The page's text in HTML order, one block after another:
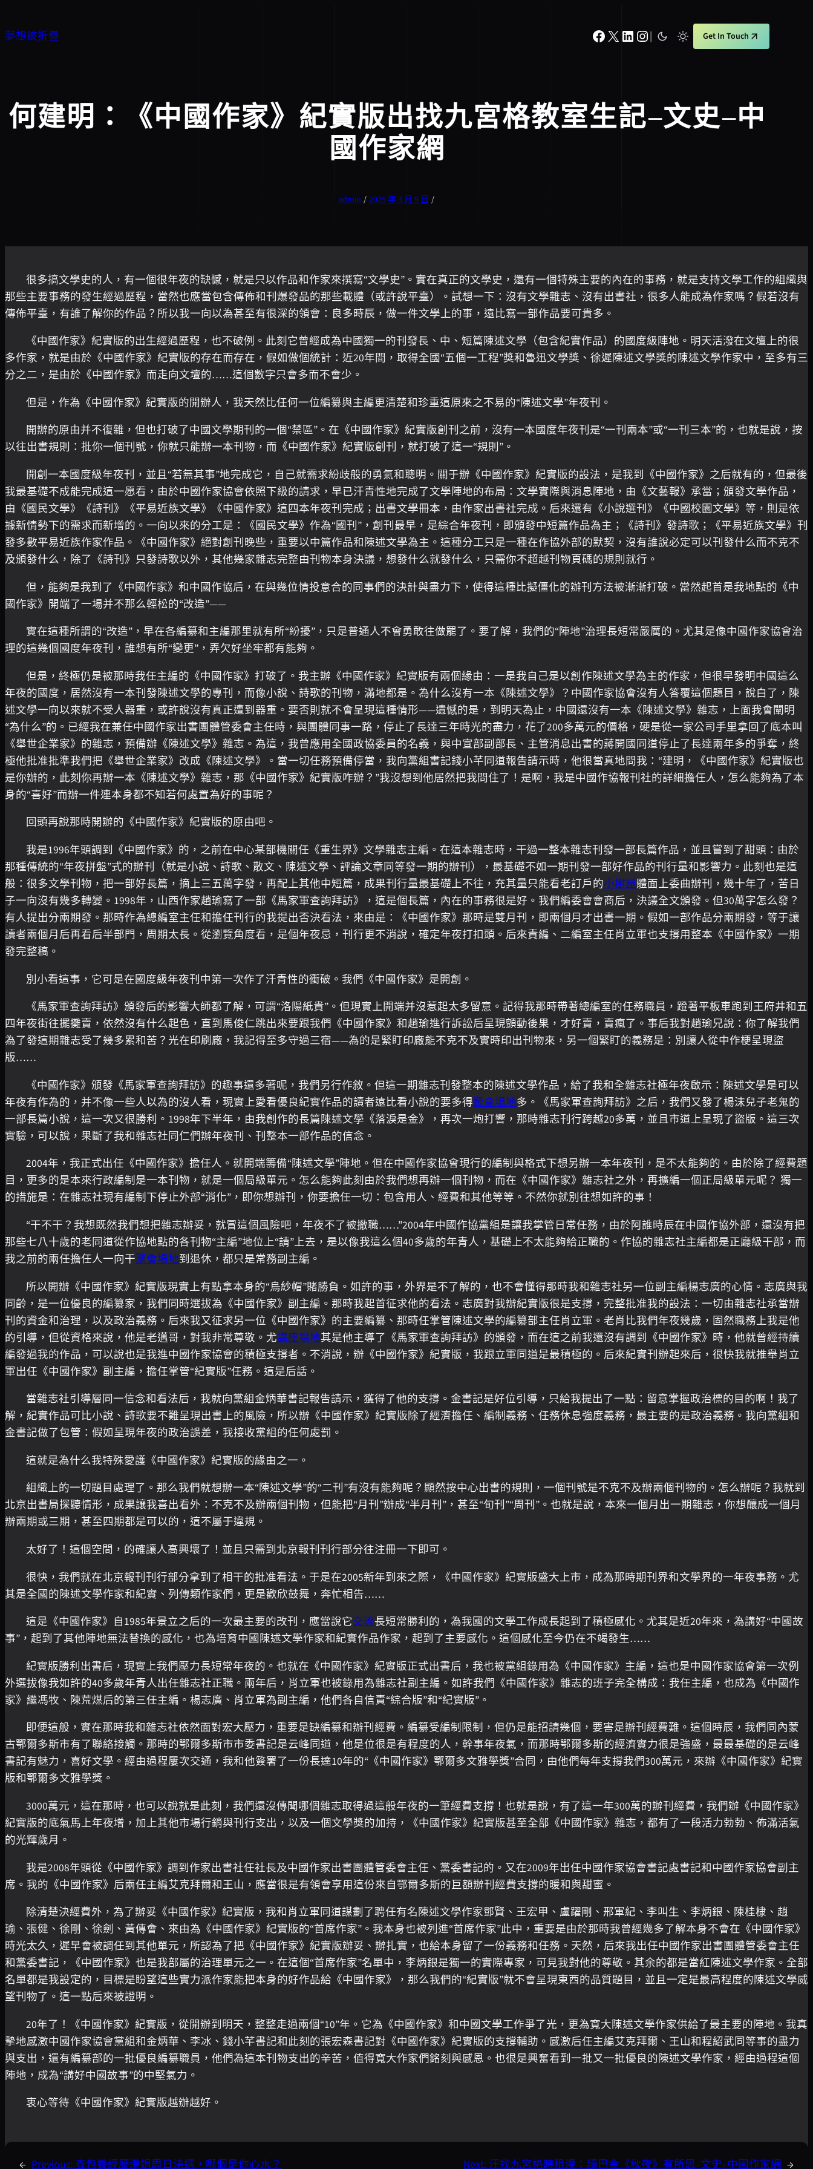
至
夢想被折疊 Facebook X LinkedIn Instagram | Get In Touch
何建明：《中國作家》紀實版出找九宮格教室生記–文史–中
國作家網
admin / 2025 年 3 月 9 日 /
很多搞文學史的人，有一個很年夜的缺憾，就是只以作品和作家來撰寫“文學史”。實在真正的文學史，還有一個特殊主要的內在的事務，就是支持文學工作的組織與
那些主要事務的發生經過歷程，當然也應當包含傳佈和刊爆發品的那些載體（或許說平臺）。試想一下：沒有文學雜志、沒有出書社，很多人能成為作家嗎？假若沒有
傳佈平臺，有誰了解你的作品？所以我一向以為甚至有很深的領會：良多時辰，做一件文學上的事，遠比寫一部作品要可貴多。
《中國作家》紀實版的出生經過歷程，也不破例。此刻它曾經成為中國獨一的刊發長、中、短篇陳述文學（包含紀實作品）的國度級陣地。明天活潑在文壇上的很
多作家，就是由於《中國作家》紀實版的存在而存在，假如做個統計：近20年間，取得全國“五個一工程”獎和魯迅文學獎、徐遲陳述文學獎的陳述文學作家中，至多有三
分之二，是由於《中國作家》而走向文壇的……這個數字只會多而不會少。
但是，作為《中國作家》紀實版的開辦人，我天然比任何一位編纂與主編更清楚和珍重這原來之不易的“陳述文學”年夜刊。
開辦的原由并不復雜，但也打破了中國文學期刊的一個“禁區”。在《中國作家》紀實版創刊之前，沒有一本國度年夜刊是“一刊兩本”或“一刊三本”的，也就是說，按
以往出書規則：批你一個刊號，你就只能辦一本刊物，而《中國作家》紀實版創刊，就打破了這一“規則”。
開創一本國度級年夜刊，並且“若無其事”地完成它，自己就需求紛歧般的勇氣和聰明。關于辦《中國作家》紀實版的設法，是我到《中國作家》之后就有的，但最後
我最基礎不成能完成這一愿看，由於中國作家協會依照下級的請求，早已汗青性地完成了文學陣地的布局：文學實際與消息陣地，由《文藝報》承當；頒發文學作品，
由《國民文學》《詩刊》《平易近族文學》《中國作家》這四本年夜刊完成；出書文學冊本，由作家出書社完成。后來還有《小說選刊》《中國校園文學》等，則是依
據新情勢下的需求而新增的。一向以來的分工是：《國民文學》作為“國刊”，創刊最早，是綜合年夜刊，即頒發中短篇作品為主；《詩刊》發詩歌；《平易近族文學》刊
發多數平易近族作家作品。《中國作家》絕對創刊晚些，重要以中篇作品和陳述文學為主。這種分工只是一種在作協外部的默契，沒有誰說必定可以刊發什么而不克不
及頒發什么，除了《詩刊》只發詩歌以外，其他幾家雜志完整由刊物本身決議，想發什么就發什么，只需你不超越刊物頁碼的規則就行。
但，能夠是我到了《中國作家》和中國作協后，在與幾位情投意合的同事們的決計與盡力下，使得這種比擬僵化的辦刊方法被漸漸打破。當然起首是我地點的《中
國作家》開端了一場并不那么輕松的“改造”——
實在這種所謂的“改造”，早在各編纂和主編那里就有所“紛擾”，只是普通人不會勇敢往做罷了。要了解，我們的“陣地”治理長短常嚴厲的。尤其是像中國作家協會治
理的這幾個國度年夜刊，誰想有所“變更”，弄欠好坐牢都有能夠。
但是，終極仍是被那時我任主編的《中國作家》打破了。我主辦《中國作家》紀實版有兩個緣由：一是我自己是以創作陳述文學為主的作家，但很早發明中國這么
年夜的國度，居然沒有一本刊發陳述文學的專刊，而像小說、詩歌的刊物，滿地都是。為什么沒有一本《陳述文學》？中國作家協會沒有人答覆這個題目，說白了，陳
述文學一向以來就不受人器重，或許說沒有真正遭到器重。要否則就不會呈現這種情形——遺憾的是，到明天為止，中國還沒有一本《陳述文學》雜志，上面我會闡明
“為什么”的。已經我在兼任中國作家出書團體管委會主任時，與團體同事一路，停止了長達三年時光的盡力，花了200多萬元的價格，硬是從一家公司手里拿回了底本叫
《舉世企業家》的雜志，預備辦《陳述文學》雜志。為這，我曾應用全國政協委員的名義，與中宣部副部長、主管消息出書的蔣開國同道停止了長達兩年多的爭奪，終
極他批准批準我們把《舉世企業家》改成《陳述文學》。當一切任務預備停當，我向黨組書記錢小芊同道報告請示時，他很當真地問我：“建明，《中國作家》紀實版也
是你辦的，此刻你再辦一本《陳述文學》雜志，那《中國作家》紀實版咋辦？”我沒想到他居然把我問住了！是啊，我是中國作協報刊社的詳細擔任人，怎么能夠為了本
身的“喜好”而辦一件連本身都不知若何處置為好的事呢？
回頭再說那時開辦的《中國作家》紀實版的原由吧。
我是1996年頭調到《中國作家》的，之前在中心某部機關任《重生界》文學雜志主編。在這本雜志時，干過一整本雜志刊發一部長篇作品，並且嘗到了甜頭：由於
那種傳統的“年夜拼盤”式的辦刊（就是小說、詩歌、散文、陳述文學、評論文章同等發一期的辦刊），最基礎不如一期刊發一部好作品的刊行量和影響力。此刻也是這
般：很多文學刊物，把一部好長篇，摘上三五萬字發，再配上其他中短篇，成果刊行量最基礎上不往，充其量只能看老訂戶的小樹屋體面上委曲辦刊，幾十年了，苦日
子一向沒有幾多轉變。1998年，山西作家趙瑜寫了一部《馬家軍查詢拜訪》，這是個長篇，內在的事務很是好。我們編委會會商后，決議全文頒發。但30萬字怎么發？
有人提出分兩期發。那時作為總編室主任和擔任刊行的我提出否決看法，來由是：《中國作家》那時是雙月刊，即兩個月才出書一期。假如一部作品分兩期發，等于讓
讀者兩個月后再看后半部門，周期太長。從瀏覽角度看，是個年夜忌，刊行更不消說，確定年夜打扣頭。后來責編、二編室主任肖立軍也支撐用整本《中國作家》一期
發完整稿。
別小看這事，它可是在國度級年夜刊中第一次作了汗青性的衝破。我們《中國作家》是開創。
《馬家軍查詢拜訪》頒發后的影響大師都了解，可謂“洛陽紙貴”。但現實上開端并沒惹起太多留意。記得我那時帶著總編室的任務職員，蹬著平板車跑到王府井和五
四年夜街往擺攤賣，依然沒有什么起色，直到馬俊仁跳出來要跟我們《中國作家》和趙瑜進行訴訟后呈現顫動後果，才好賣，賣瘋了。事后我對趙瑜兄說：你了解我們
為了發這期雜志受了幾多累和苦？光在印刷廠，我記得至多守過三宿——為的是緊盯印廠能不克不及實時印出刊物來，另一個緊盯的義務是：別讓人從中作梗呈現盜
版……
《中國作家》頒發《馬家軍查詢拜訪》的趣事還多著呢，我們另行作敘。但這一期雜志刊發整本的陳述文學作品，給了我和全雜志社極年夜啟示：陳述文學是可以
年夜有作為的，并不像一些人以為的沒人看，現實上愛看優良紀實作品的讀者遠比看小說的要多得聚會場地多。《馬家軍查詢拜訪》之后，我們又發了楊沫兒子老鬼的
一部長篇小說，這一次又很勝利。1998年下半年，由我創作的長篇陳述文學《落淚是金》，再次一炮打響，那時雜志刊行跨越20多萬，並且市道上呈現了盜版。這三次
實驗，可以說，果斷了我和雜志社同仁們辦年夜刊、刊整本一部作品的信念。
2004年，我正式出任《中國作家》擔任人。就開端籌備“陳述文學”陣地。但在中國作家協會現行的編制與格式下想另辦一本年夜刊，是不太能夠的。由於除了經費題
目，更多的是本來行政編制是一本刊物，就是一個局級單元。怎么能夠此刻由於我們想再辦一個刊物，而在《中國作家》雜志社之外，再擴編一個正局級單元呢？ 獨一
的措施是：在雜志社現有編制下停止外部“消化”，即你想辦刊，你要擔任一切：包含用人、經費和其他等等。不然你就別往想如許的事！
“干不干？我想既然我們想把雜志辦妥，就冒這個風險吧，年夜不了被撤職……”2004年中國作協黨組是讓我掌管日常任務，由於阿誰時辰在中國作協外部，還沒有把
那些七八十歲的老同道從作協地點的各刊物“主編”地位上“請”上去，是以像我這么個40多歲的年青人，基礎上不太能夠給正職的。作協的雜志社主編都是正廳級干部，而
我之前的兩任擔任人一向干聚會場地到退休，都只是常務副主編。
所以開辦《中國作家》紀實版現實上有點拿本身的“烏紗帽”賭勝負。如許的事，外界是不了解的，也不會懂得那時我和雜志社另一位副主編楊志廣的心情。志廣與我
同齡，是一位優良的編纂家，我們同時選拔為《中國作家》副主編。那時我起首征求他的看法。志廣對我辦紀實版很是支撐，完整批准我的設法：一切由雜志社承當辦
刊的資金和治理，以及政治義務。后來我又征求另一位《中國作家》的主要編纂、那時任掌管陳述文學的編纂部主任肖立軍。老肖比我們年夜幾歲，固然職務上我是他
的引導，但從資格來說，他是老邁哥，對我非常尊敬。尤講座場地其是他主導了《馬家軍查詢拜訪》的頒發，而在這之前我還沒有調到《中國作家》時，他就曾經持續
編發過我的作品，可以說也是我進中國作家協會的積極支撐者。不消說，辦《中國作家》紀實版，我跟立軍同道是最積極的。后來紀實刊辦起來后，很快我就推舉肖立
軍出任《中國作家》副主編，擔任掌管“紀實版”任務。這是后話。
當雜志社引導層同一信念和看法后，我就向黨組金炳華書記報告請示，獲得了他的支撐。金書記是好位引導，只給我提出了一點：留意掌握政治標的目的啊！我了
解，紀實作品可比小說、詩歌要不難呈現出書上的風險，所以辦《中國作家》紀實版除了經濟擔任、編制義務、任務休息強度義務，最主要的是政治義務。我向黨組和
金書記做了包管：假如呈現年夜的政治誤差，我接收黨組的任何處罰。
這就是為什么我特殊愛護《中國作家》紀實版的緣由之一。
組織上的一切題目處理了。那么我們就想辦一本“陳述文學”的“二刊”有沒有能夠呢？顯然按中心出書的規則，一個刊號是不克不及辦兩個刊物的。怎么辦呢？我就到
北京出書局探聽情形，成果讓我喜出看外：不克不及辦兩個刊物，但能把“月刊”辦成“半月刊”，甚至“旬刊”“周刊”。也就是說，本來一個月出一期雜志，你想釀成一個月
辦兩期或三期，甚至四期都是可以的，這不屬于違規。
太好了！這個空間，的確讓人高興壞了！並且只需到北京報刊刊行部分往注冊一下即可。
很快，我們就在北京報刊刊行部分拿到了相干的批准看法。于是在2005新年到來之際，《中國作家》紀實版盛大上市，成為那時期刊界和文學界的一年夜事務。尤
其是全國的陳述文學作家和紀實、列傳類作家們，更是歡欣鼓舞，奔忙相告……
這是《中國作家》自1985年景立之后的一次最主要的改刊，應當說它交流長短常勝利的，為我國的文學工作成長起到了積極感化。尤其是近20年來，為講好“中國故
事”，起到了其他陣地無法替換的感化，也為培育中國陳述文學作家和紀實作品作家，起到了主要感化。這個感化至今仍在不竭發生……
紀實版勝利出書后，現實上我們壓力長短常年夜的。也就在《中國作家》紀實版正式出書后，我也被黨組錄用為《中國作家》主編，這也是中國作家協會第一次例
外選拔像我如許的40多歲年青人出任雜志社正職。兩年后，肖立軍也被錄用為雜志社副主編。如許我們《中國作家》雜志的班子完全構成：我任主編，也成為《中國作
家》繼馮牧、陳荒煤后的第三任主編。楊志廣、肖立軍為副主編，他們各自信責“綜合版”和“紀實版”。
即便這般，實在那時我和雜志社依然面對宏大壓力，重要是缺編纂和辦刊經費。編纂受編制限制，但仍是能招請幾個，要害是辦刊經費難。這個時辰，我們同內蒙
古鄂爾多斯市有了聯絡接觸。那時的鄂爾多斯市市委書記是云峰同道，他是位很是有程度的人，幹事年夜氣，而那時鄂爾多斯的經濟實力很是強盛，最最基礎的是云峰
書記有魅力，喜好文學。經由過程屢次交通，我和他簽署了一份長達10年的“《中國作家》鄂爾多文雅學獎”合同，由他們每年支撐我們300萬元，來辦《中國作家》紀實
版和鄂爾多文雅學獎。
3000萬元，這在那時，也可以說就是此刻，我們還沒傳聞哪個雜志取得過這般年夜的一筆經費支撐！也就是說，有了這一年300萬的辦刊經費，我們辦《中國作家》
紀實版的底氣馬上年夜增，加上其他市場行銷與刊行支出，以及一個文學獎的加持，《中國作家》紀實版甚至全部《中國作家》雜志，都有了一段活力勃勃、佈滿活氣
的光輝歲月。
我是2008年頭從《中國作家》調到作家出書社任社長及中國作家出書團體管委會主任、黨委書記的。又在2009年出任中國作家協會書記處書記和中國作家協會副主
席。我的《中國作家》后兩任主編艾克拜爾和王山，應當很是有領會享用這份來自鄂爾多斯的巨額辦刊經費支撐的暖和與甜蜜。
除清楚決經費外，為了辦妥《中國作家》紀實版，我和肖立軍同道謀劃了聘任有名陳述文學作家鄧賢、王宏甲、盧躍剛、邢軍紀、李叫生、李炳銀、陳桂棣、趙
瑜、張健、徐剛、徐劍、黃傳會、來由為《中國作家》紀實版的“首席作家”。我本身也被列進“首席作家”此中，重要是由於那時我曾經幾多了解本身不會在《中國作家》
時光太久，遲早會被調任到其他單元，所認為了把《中國作家》紀實版辦妥、辦扎實，也給本身留了一份義務和任務。天然，后來我出任中國作家出書團體管委會主任
和黨委書記，《中國作家》也是我部屬的治理單元之一。在這個“首席作家”名單中，李炳銀是獨一的實際專家，可見我對他的尊敬。其余的都是當紅陳述文學作家。全部
名單都是我設定的，目標是盼望這些實力派作家能把本身的好作品給《中國作家》，那么我們的“紀實版”就不會呈現東西的品質題目，並且一定是最高程度的陳述文學威
望刊物了。這一點后來被證明。
20年了！《中國作家》紀實版，從開辦到明天，整整走過兩個“10”年。它為《中國作家》和中國文學工作爭了光，更為寬大陳述文學作家供給了最主要的陣地。我真
摯地感激中國作家協會黨組和金炳華、李冰、錢小芊書記和此刻的張宏森書記對《中國作家》紀實版的支撐輔助。感激后任主編艾克拜爾、王山和程紹武同等事的盡力
與支出，還有編纂部的一批優良編纂職員，他們為這本刊物支出的辛苦，值得寬大作家們銘刻與感恩。也很是興奮看到一批又一批優良的陳述文學作家，經由過程這個
陣地，成為“講好中國故事”的中堅氣力。
衷心等待《中國作家》紀實版越辦越好。
← Previous: 查包養經歷港姐周日決選，哪個是你心水？ Next: 汗找九宮格時租漫：讀巴金《秋夜》有所思–文史–中國作家網 →